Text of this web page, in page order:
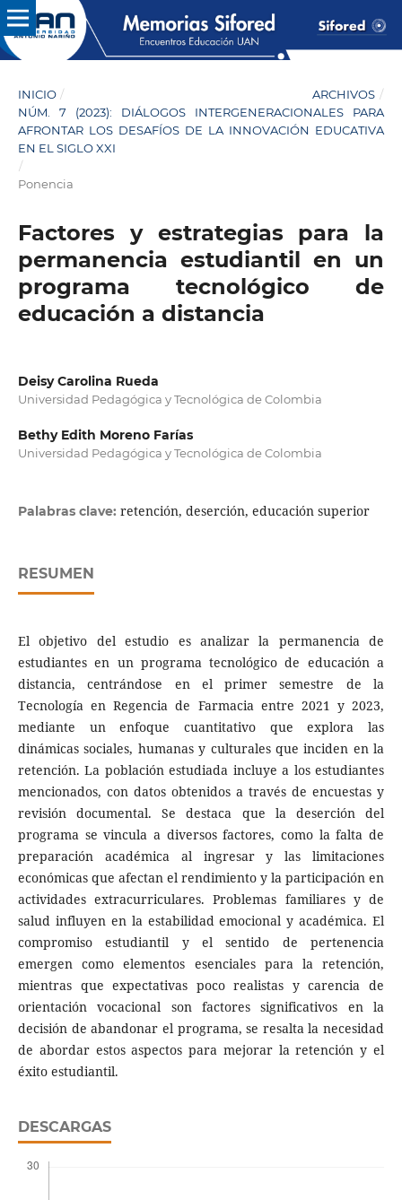
INICIO / ARCHIVOS /
NÚM. 7 (2023): DIÁLOGOS INTERGENERACIONALES PARA
AFRONTAR LOS DESAFÍOS DE LA INNOVACIÓN EDUCATIVA
EN EL SIGLO XXI
/
Ponencia
Factores y estrategias para la
permanencia estudiantil en un
programa tecnológico de
educación a distancia
Deisy Carolina Rueda
Universidad Pedagógica y Tecnológica de Colombia
Bethy Edith Moreno Farías
Universidad Pedagógica y Tecnológica de Colombia
Palabras clave: retención, deserción, educación superior
RESUMEN
El objetivo del estudio es analizar la permanencia de
estudiantes en un programa tecnológico de educación a
distancia, centrándose en el primer semestre de la
Tecnología en Regencia de Farmacia entre 2021 y 2023,
mediante un enfoque cuantitativo que explora las
dinámicas sociales, humanas y culturales que inciden en la
retención. La población estudiada incluye a los estudiantes
mencionados, con datos obtenidos a través de encuestas y
revisión documental. Se destaca que la deserción del
programa se vincula a diversos factores, como la falta de
preparación académica al ingresar y las limitaciones
económicas que afectan el rendimiento y la participación en
actividades extracurriculares. Problemas familiares y de
salud influyen en la estabilidad emocional y académica. El
compromiso estudiantil y el sentido de pertenencia
emergen como elementos esenciales para la retención,
mientras que expectativas poco realistas y carencia de
orientación vocacional son factores significativos en la
decisión de abandonar el programa, se resalta la necesidad
de abordar estos aspectos para mejorar la retención y el
éxito estudiantil.
DESCARGAS